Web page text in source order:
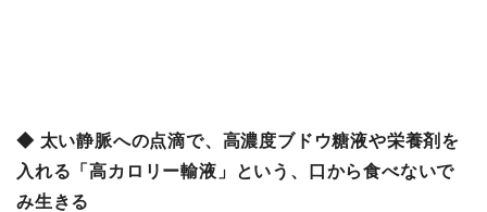
◆ 太い静脈への点滴で、高濃度ブドウ糖液や栄養剤を
入れる「高カロリー輸液」という、口から食べないで
み生きる